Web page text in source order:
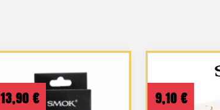
13,90 € Plage
9,10 €